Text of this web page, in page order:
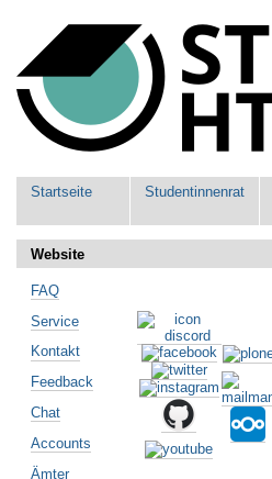
Werkzeuge
Sektionen
Startseite Studentinnenrat
Website
FAQ
Service
Kontakt
Feedback
Chat
Accounts
Ämter